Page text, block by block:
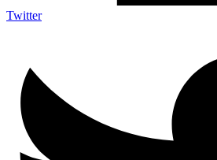
Twitter